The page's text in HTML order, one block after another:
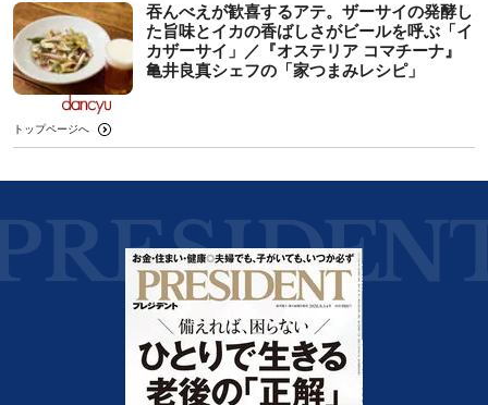
吞んべえが歓喜するアテ。ザーサイの発酵し
た旨味とイカの香ばしさがビールを呼ぶ「イ
カザーサイ」／『オステリア コマチーナ』
⻲井良真シェフの「家つまみレシピ」
トップページへ